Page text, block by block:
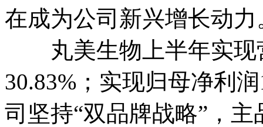
在成为公司新兴增长动力
丸美生物上半年实现
30.83%；实现归母净利
司坚持“双品牌战略”，